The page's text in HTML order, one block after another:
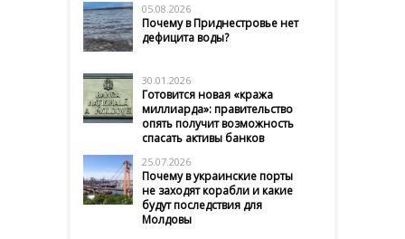
05.08.2026
Почему в Приднестровье нет
дефицита воды?
30.01.2026
Готовится новая «кража
миллиарда»: правительство
опять получит возможность
спасать активы банков
25.07.2026
Почему в украинские порты
не заходят корабли и какие
будут последствия для
Молдовы